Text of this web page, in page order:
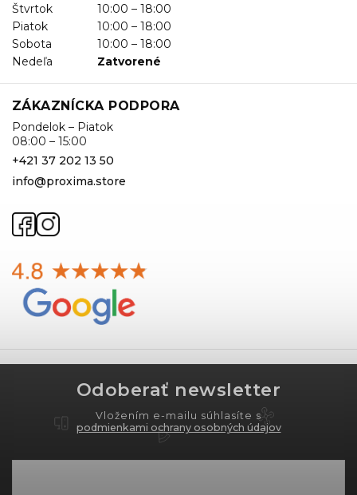
Štvrtok
10:00 – 18:00
Piatok
10:00 – 18:00
Sobota
10:00 – 18:00
Nedeľa
Zatvorené
ZÁKAZNÍCKA PODPORA
Pondelok – Piatok
08:00 – 15:00
+421 37 202 13 50
info@proxima.store
Odoberať newsletter
Vložením e-mailu súhlasíte s
podmienkami ochrany osobných údajov